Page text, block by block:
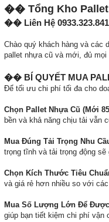
�� Tổng Kho
�� Liên Hệ
Chào quý khách hàng và các
pallet nhựa cũ và mới, đủ
�� BÍ QUYẾT MUA
Để tối ưu chi phí tối đa cho
Chọn Pallet Nhựa Cũ (Mới
bền và khả năng chịu tải vẫn
Mua Đúng Tải Trọng Nhu
trọng tĩnh và tải trọng động
Chọn Kích Thước Tiêu
và giá rẻ hơn nhiều so với
Mua Số Lượng Lớn Để
giúp bạn tiết kiệm chi phí vận